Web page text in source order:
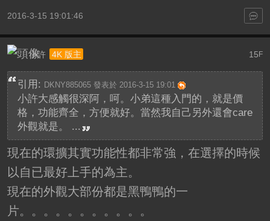
2016-3-15 19:01:46
15 F
小許 4K 版主
引用: DKNY885065 發表於 2016-3-15 19:01
小許大感觸很深阿，呵。小弟這種入門的，就是價
格，功能齊全，方便就好。當然我自己另外還會care
外觀就是。 ...
現在的環擴其實功能性都非常強，在選擇的時候
以自已最好上手的為主。
現在的外觀大部份都是黑鴨鴨的一
片。。。。。。。。。。。